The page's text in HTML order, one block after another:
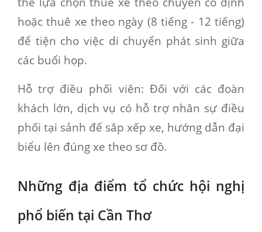
hoặc thuê xe theo ngày (8 tiếng - 12 tiếng)
để tiện cho việc di chuyển phát sinh giữa
các buổi họp.
Hỗ trợ điều phối viên: Đối với các đoàn
khách lớn, dịch vụ có hỗ trợ nhân sự điều
phối tại sảnh để sắp xếp xe, hướng dẫn đại
biểu lên đúng xe theo sơ đồ.
Những địa điểm tổ chức hội nghị
phổ biến tại Cần Thơ